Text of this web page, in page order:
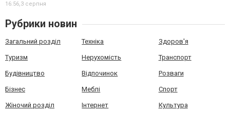
16:56,3 серпня
Рубрики новин
Загальний розділ Техніка Здоров'я
Туризм Нерухомість Транспорт
Будівництво Відпочинок Розваги
Бізнес Меблі Спорт
Жіночий розділ Інтернет Культура